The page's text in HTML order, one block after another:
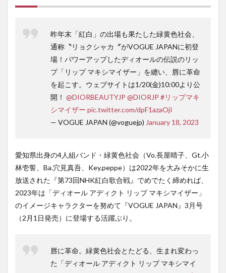
昨年末「紅白」の出場も果たした緑黄色社会、
通称〝リョクシャカ〞がVOGUE JAPANに初登
場！パワーアップしたディオールの伝説のリッ
プ「リップ マキシマイザー」を纏い、唇に革命
を起こす。ウェブサイトは1/20(金)10:00より公
開！ @DIORBEAUTYJP @DIORJP #リップマキ
シマイザー pic.twitter.com/dpF1azaOjI
— VOGUE JAPAN (@voguejp) January 18, 2023
愛知県出身の4人組バンド・緑黄色社会（Vo.長屋晴子、Gt.小
林壱誓、Ba.穴見真吾、Key.peppe）は2022年を大みそかに生
放送された『第73回NHK紅白歌合戦』でめでたく締めれば、
2023年は「ディオール アディクト リップ マキシマイザー」
のイメージキャラクターを努めて『VOGUE JAPAN』3月号
（2月1日発売）に登場する活躍ぶり。
唇に革命。緑黄色社会とたどる、生まれ変わっ
た「ディオール アディクト リップ マキシマイ